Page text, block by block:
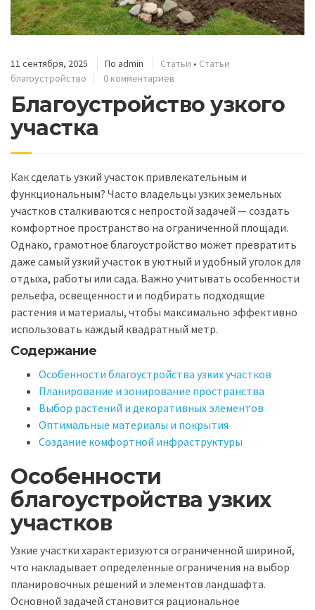
11 сентября, 2025 По admin Статьи • Статьи
благоустройство
0 комментариев
Благоустройство узкого
участка
Как сделать узкий участок привлекательным и
функциональным? Часто владельцы узких земельных
участков сталкиваются с непростой задачей — создать
комфортное пространство на ограниченной площади.
Однако, грамотное благоустройство может превратить
даже самый узкий участок в уютный и удобный уголок для
отдыха, работы или сада. Важно учитывать особенности
рельефа, освещенности и подбирать подходящие
растения и материалы, чтобы максимально эффективно
использовать каждый квадратный метр.
Содержание
Особенности благоустройства узких участков
Планирование и зонирование пространства
Выбор растений и декоративных элементов
Оптимальные материалы и покрытия
Создание комфортной инфраструктуры
Особенности
благоустройства узких
участков
Узкие участки характеризуются ограниченной шириной,
что накладывает определённые ограничения на выбор
планировочных решений и элементов ландшафта.
Основной задачей становится рациональное